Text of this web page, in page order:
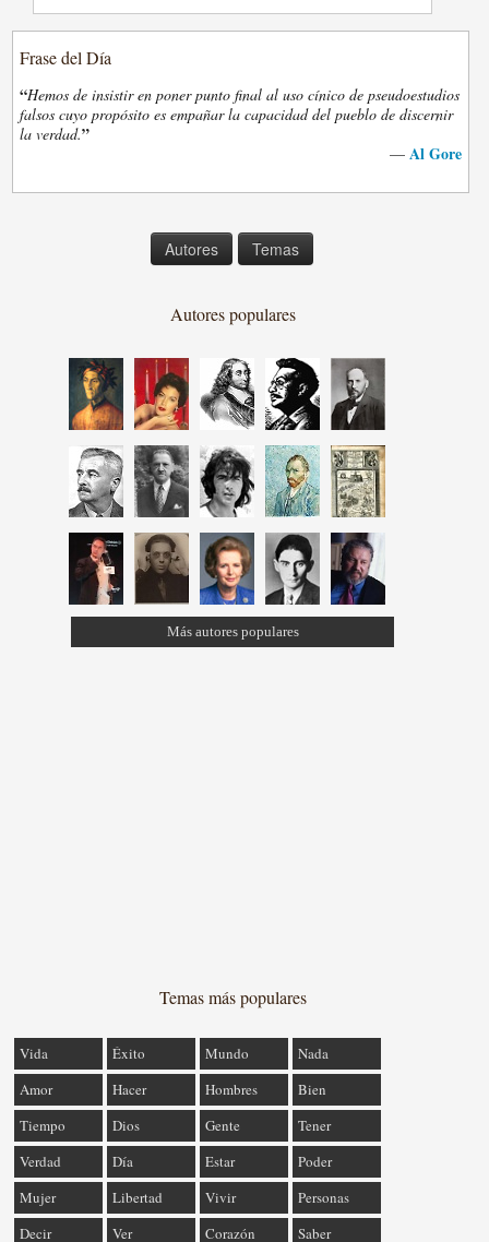
Frase del Día
“Hemos de insistir en poner punto final al uso cínico de pseudoestudios
falsos cuyo propósito es empañar la capacidad del pueblo de discernir
la verdad.”
— Al Gore
Autores Temas
Autores populares
Más autores populares
Temas más populares
Vida Éxito Mundo
Nada
Amor
Hacer Hombres
Bien
Tiempo
Dios Gente
Tener
Verdad
Día Estar
Poder
Mujer
Libertad Vivir
Personas
Decir
Ver Corazón Saber